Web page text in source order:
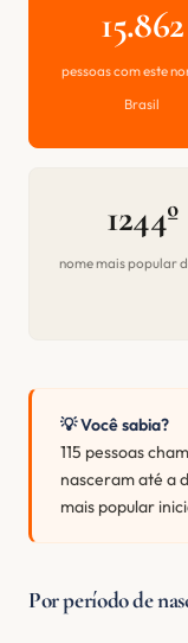
15.862
pessoas com este
Brasil
1244º
nome mais popular
💡 Você sabia?
115 pessoas
nasceram até a
mais popular
Por período de